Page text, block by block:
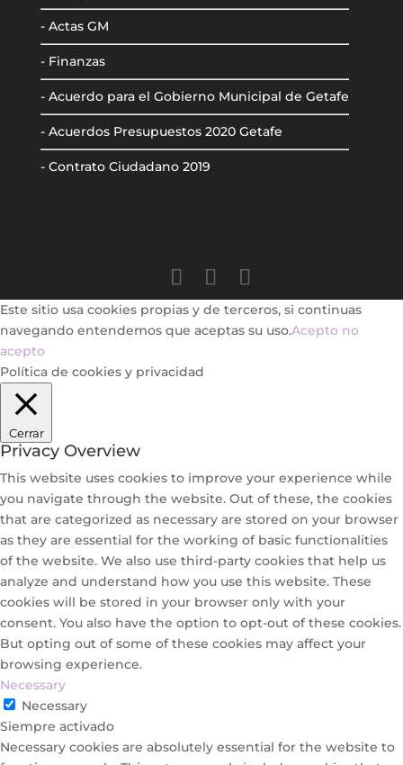
- Actas GM
- Finanzas
- Acuerdo para el Gobierno Municipal de Getafe
- Acuerdos Presupuestos 2020 Getafe
- Contrato Ciudadano 2019
Este sitio usa cookies propias y de terceros, si continuas
navegando entendemos que aceptas su uso.Acepto no
acepto
Política de cookies y privacidad
Cerrar
Privacy Overview
This website uses cookies to improve your experience while
you navigate through the website. Out of these, the cookies
that are categorized as necessary are stored on your browser
as they are essential for the working of basic functionalities
of the website. We also use third-party cookies that help us
analyze and understand how you use this website. These
cookies will be stored in your browser only with your
consent. You also have the option to opt-out of these cookies.
But opting out of some of these cookies may affect your
browsing experience.
Necessary
Necessary
Siempre activado
Necessary cookies are absolutely essential for the website to